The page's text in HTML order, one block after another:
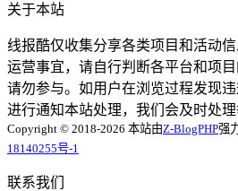
关于本站
线报酷仅收集分享各类项目和活动
运营事宜，请自行判断各平台和项目
请勿参与。如用户在浏览过程发现
进行通知本站处理，我们会及时处理
Copyright © 2018-2026 本站由Z-BlogPHP强
18140255号-1
联系我们